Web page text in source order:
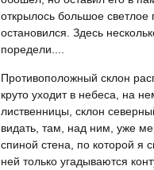
открылось большое
остановился. Здесь
поредели....
Противоположный склон
круто уходит в небеса, на
лиственницы, склон
видать, там, над ним, уже
спиной стена, по которой я
ней только угадываются